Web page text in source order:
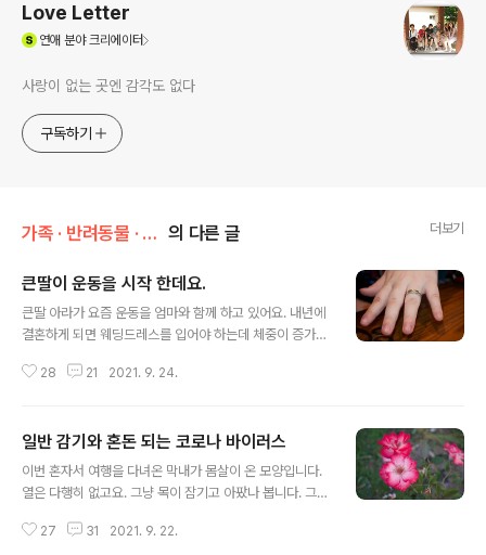
Love Letter
연애 분야 크리에이터
사랑이 없는 곳엔 감각도 없다
구독하기
가족 · 반려동물 · 취향/가족 이야기 의 다른 글 더보기
큰딸이 운동을 시작 한데요.
큰딸 아라가 요즘 운동을 엄마와 함께 하고 있어요. 내년에
결혼하게 되면 웨딩드레스를 입어야 하는데 체중이 증가해
것이 엄마와 함께 운동을 하자는 것이네요. 매일 아침마다
템인데요. 음식 사진을 찍어 보내 주면 대충 음식 관리에 관
한 팁도 제공해준답니다. 지금 운동을 같이 한지가 일주일
지나고 있는데요. 매일 같이 운동하고 하는 시간이 좋습니
을 보낼 수 있을지도 의문입니다. 그래서 함께 하고 있는 시
28 21 2021. 9. 24.
일반 감기와 혼돈 되는 코로나 바이러스
이번 혼자서 여행을 다녀온 막내가 몸살이 온 모양입니다.
열은 다행히 없고요. 그냥 목이 잠기고 아팠나 봅니다. 그래
조금의 이상 신호만 와도 코로나 역병이 아닐까 우려하는
27 31 2021. 9. 22.